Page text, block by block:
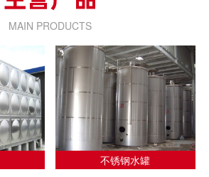
MAIN PRODUCTS
不锈钢水罐